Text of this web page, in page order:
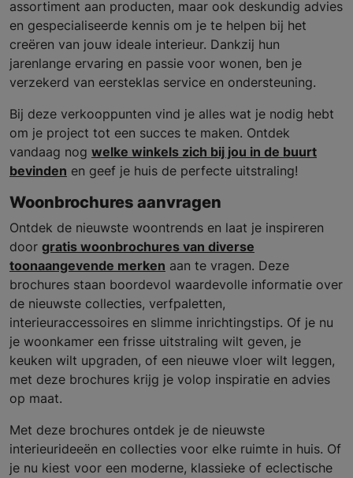
assortiment aan producten, maar ook deskundig advies
en gespecialiseerde kennis om je te helpen bij het
creëren van jouw ideale interieur. Dankzij hun
jarenlange ervaring en passie voor wonen, ben je
verzekerd van eersteklas service en ondersteuning.
Bij deze verkooppunten vind je alles wat je nodig hebt
om je project tot een succes te maken. Ontdek
vandaag nog welke winkels zich bij jou in de buurt
bevinden en geef je huis de perfecte uitstraling!
Woonbrochures aanvragen
Ontdek de nieuwste woontrends en laat je inspireren
door gratis woonbrochures van diverse
toonaangevende merken aan te vragen. Deze
brochures staan boordevol waardevolle informatie over
de nieuwste collecties, verfpaletten,
interieuraccessoires en slimme inrichtingstips. Of je nu
je woonkamer een frisse uitstraling wilt geven, je
keuken wilt upgraden, of een nieuwe vloer wilt leggen,
met deze brochures krijg je volop inspiratie en advies
op maat.
Met deze brochures ontdek je de nieuwste
interieurideeën en collecties voor elke ruimte in huis. Of
je nu kiest voor een moderne, klassieke of eclectische